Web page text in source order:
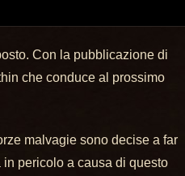
Con la pubblicazione di
che conduce al prossimo
malvagie sono decise a far
pericolo a causa di questo